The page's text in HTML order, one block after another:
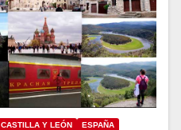
CASTILLA Y LEÓN
ESPAÑA